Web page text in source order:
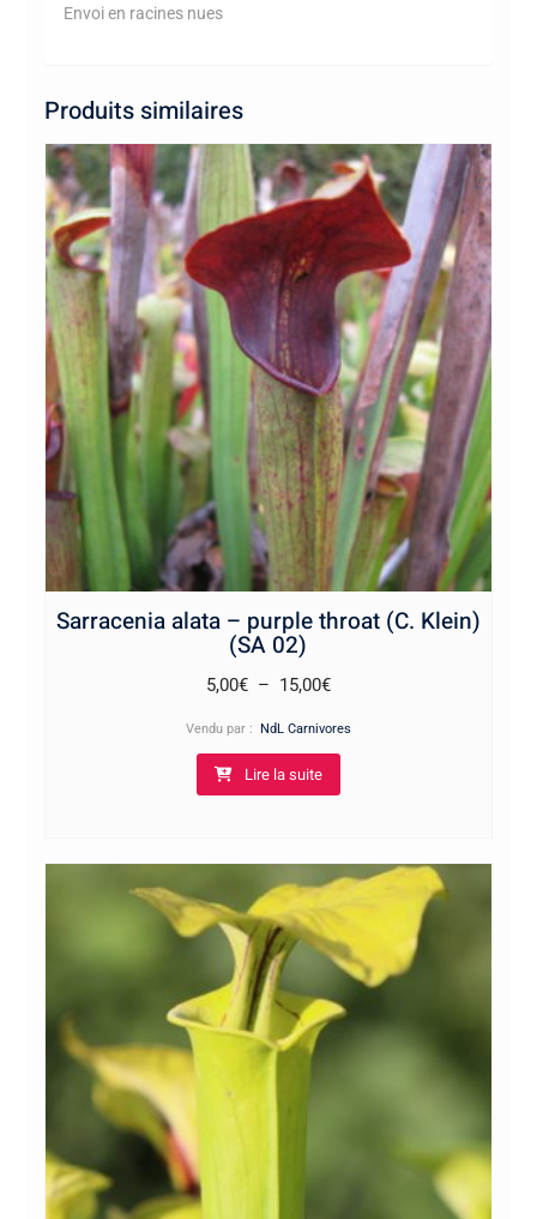
Envoi en racines nues
Produits similaires
Sarracenia alata – purple throat (C. Klein)
(SA 02)
5,00€ – 15,00€Plage
Vendu par : NdL Carnivores
Lire la suite